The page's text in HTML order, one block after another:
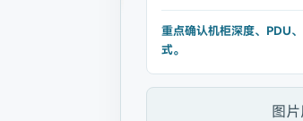
重点确认机柜深度、PDU
式。
图